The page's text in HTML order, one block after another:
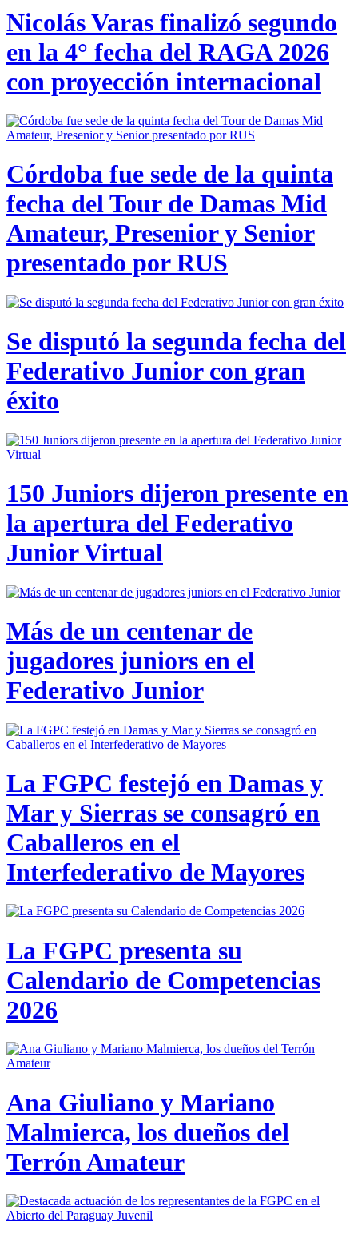
Nicolás Varas finalizó segundo
en la 4° fecha del RAGA 2026
con proyección internacional
Córdoba fue sede de la quinta
fecha del Tour de Damas Mid
Amateur, Presenior y Senior
presentado por RUS
Se disputó la segunda fecha del
Federativo Junior con gran
éxito
150 Juniors dijeron presente en
la apertura del Federativo
Junior Virtual
Más de un centenar de
jugadores juniors en el
Federativo Junior
La FGPC festejó en Damas y
Mar y Sierras se consagró en
Caballeros en el
Interfederativo de Mayores
La FGPC presenta su
Calendario de Competencias
2026
Ana Giuliano y Mariano
Malmierca, los dueños del
Terrón Amateur